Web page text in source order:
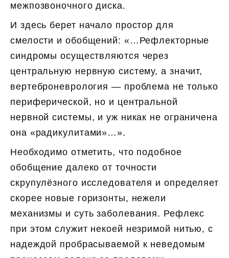
межпозвоночного диска.
И здесь берет начало простор для
смелости и обобщений: «…Рефлекторные
синдромы осуществляются через
центральную нервную систему, а значит,
вертеброневрология — проблема не только
периферической, но и центральной
нервной системы, и уж никак не ограничена
она «радикулитами»…».
Необходимо отметить, что подобное
обобщение далеко от точности
скрупулёзного исследователя и определяет
скорее новые горизонты, нежели
механизмы и суть заболевания. Рефлекс
при этом служит некоей незримой нитью, с
надеждой пробрасываемой к неведомым